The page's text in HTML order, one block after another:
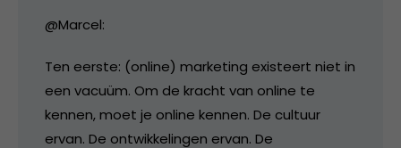
@Marcel:
Ten eerste: (online) marketing existeert niet in
een vacuüm. Om de kracht van online te
kennen, moet je online kennen. De cultuur
ervan. De ontwikkelingen ervan. De